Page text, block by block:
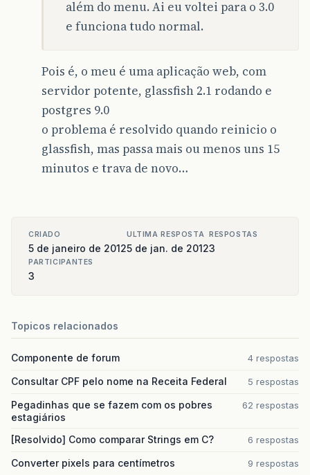
além do menu. Ai eu voltei para o 3.0
e funciona tudo normal.
Pois é, o meu é uma aplicação web, com
servidor potente, glassfish 2.1 rodando e
postgres 9.0
o problema é resolvido quando reinicio o
glassfish, mas passa mais ou menos uns 15
minutos e trava de novo…
CRIADO
5 de janeiro de 2012
ULTIMA RESPOSTA
5 de jan. de 2012
RESPOSTAS
3
PARTICIPANTES
3
Topicos relacionados
Componente de forum 4 respostas
Consultar CPF pelo nome na Receita Federal 5 respostas
Pegadinhas que se fazem com os pobres
estagiários
62 respostas
[Resolvido] Como comparar Strings em C? 6 respostas
Converter pixels para centímetros 9 respostas